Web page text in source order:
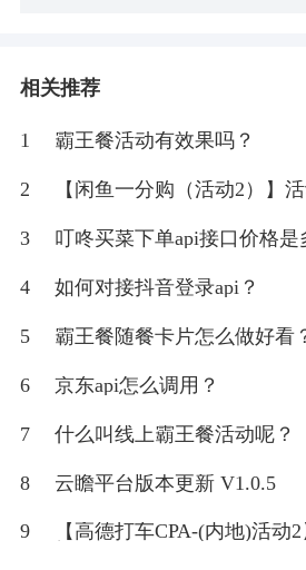
相关推荐
1 霸王餐活动有效果吗？
2 【闲鱼一分购（活动2）】
3 叮咚买菜下单api接口价格是
4 如何对接抖音登录api？
5 霸王餐随餐卡片怎么做好看
6 京东api怎么调用？
7 什么叫线上霸王餐活动呢？
8 云瞻平台版本更新 V1.0.5
9
【高德打车CPA-(内地)活动